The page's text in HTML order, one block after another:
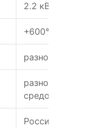
2.2 кВт
+600°С (120
разнородное
разнородных
средой)
Россия